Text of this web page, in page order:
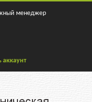
менеджер
аккаунт